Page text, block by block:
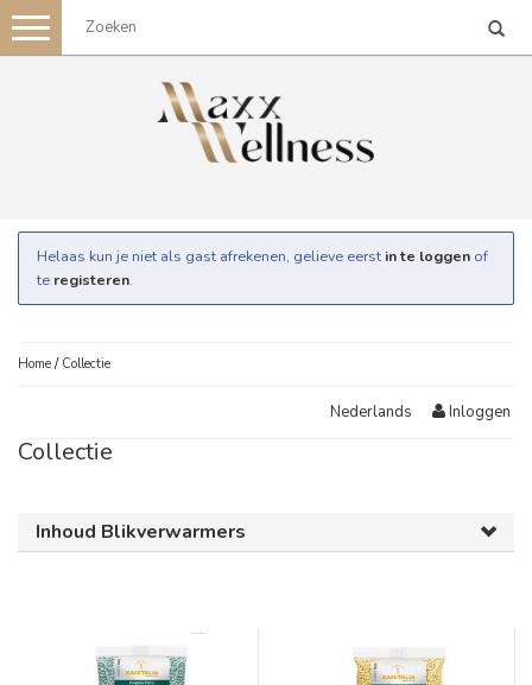
Toggle
navigation
Helaas kun je niet als gast afrekenen, gelieve eerst in te loggen of
te registeren.
Home / Collectie
Nederlands Inloggen
Collectie
Inhoud Blikverwarmers